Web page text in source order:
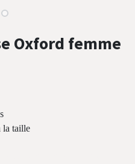
Oxford femme
la taille